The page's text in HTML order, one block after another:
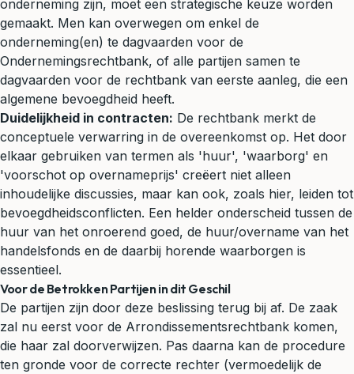
onderneming zijn, moet een strategische keuze worden
gemaakt. Men kan overwegen om enkel de
onderneming(en) te dagvaarden voor de
Ondernemingsrechtbank, of alle partijen samen te
dagvaarden voor de rechtbank van eerste aanleg, die een
algemene bevoegdheid heeft.
Duidelijkheid in contracten: De rechtbank merkt de
conceptuele verwarring in de overeenkomst op. Het door
elkaar gebruiken van termen als 'huur', 'waarborg' en
'voorschot op overnameprijs' creëert niet alleen
inhoudelijke discussies, maar kan ook, zoals hier, leiden tot
bevoegdheidsconflicten. Een helder onderscheid tussen de
huur van het onroerend goed, de huur/overname van het
handelsfonds en de daarbij horende waarborgen is
essentieel.
Voor de Betrokken Partijen in dit Geschil
De partijen zijn door deze beslissing terug bij af. De zaak
zal nu eerst voor de Arrondissementsrechtbank komen,
die haar zal doorverwijzen. Pas daarna kan de procedure
ten gronde voor de correcte rechter (vermoedelijk de